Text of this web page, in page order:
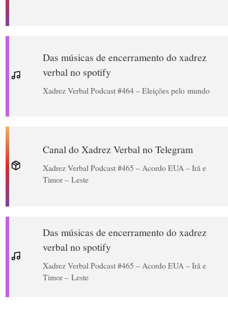
Das músicas de encerramento do xadrez
verbal no spotify
Xadrez Verbal Podcast #464 – Eleições pelo mundo
Canal do Xadrez Verbal no Telegram
Xadrez Verbal Podcast #465 – Acordo EUA – Irã e
Timor – Leste
Das músicas de encerramento do xadrez
verbal no spotify
Xadrez Verbal Podcast #465 – Acordo EUA – Irã e
Timor – Leste